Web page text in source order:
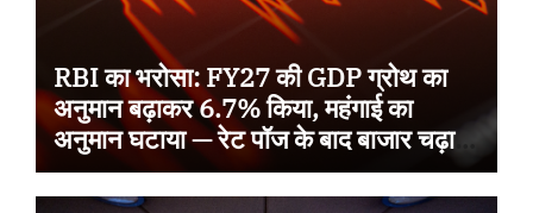
RBI का भरोसा: FY27 की GDP ग्रोथ का
अनुमान बढ़ाकर 6.7% किया, महंगाई का
अनुमान घटाया — रेट पॉज के बाद बाजार चढ़ा,
Sensex 78,581 पर बंद